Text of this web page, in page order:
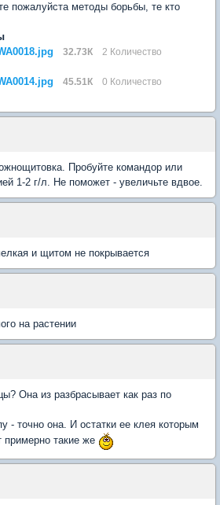
пожалуйста методы борьбы, те кто
32.73К
2 Количество
45.51К
0 Количество
Пробуйте командор или
1-2 г/л. Не поможет - увеличьте вдвое.
и щитом не покрывается
на растении
Она из разбрасывает как раз по
- точно она. И остатки ее клея которым
примерно такие же